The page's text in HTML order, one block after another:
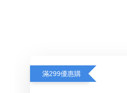
滿299優惠購